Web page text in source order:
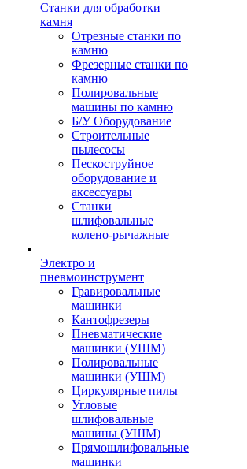
Станки для обработки
камня
Отрезные станки по
камню
Фрезерные станки по
камню
Полировальные
машины по камню
Б/У Оборудование
Строительные
пылесосы
Пескоструйное
оборудование и
аксессуары
Станки
шлифовальные
колено-рычажные
Электро и
пневмоинструмент
Гравировальные
машинки
Кантофрезеры
Пневматические
машинки (УШМ)
Полировальные
машинки (УШМ)
Циркулярные пилы
Угловые
шлифовальные
машины (УШМ)
Прямошлифовальные
машинки